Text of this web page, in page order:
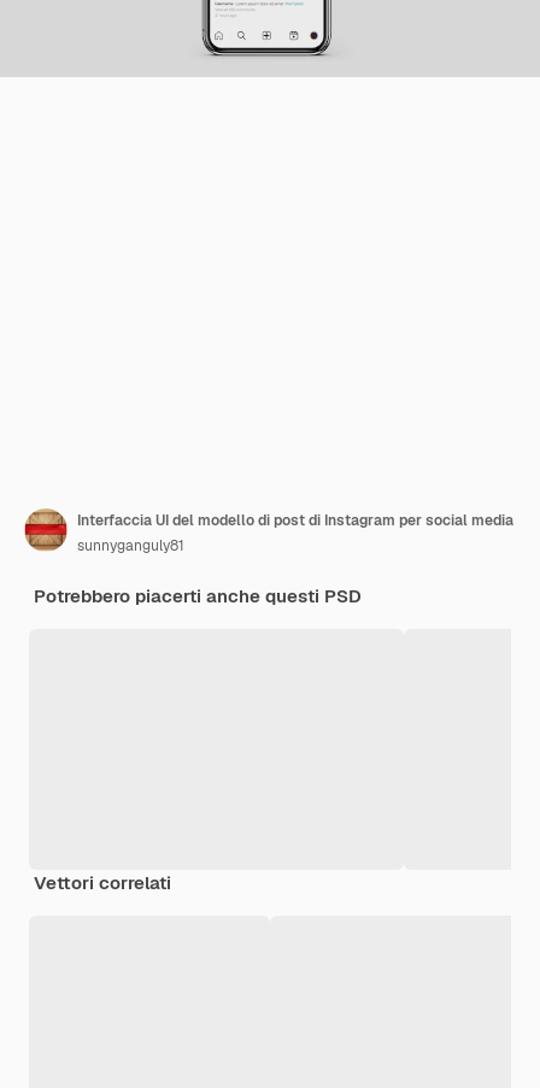
Interfaccia UI del modello di post di Instagram per social media
sunnyganguly81
Potrebbero piacerti anche questi PSD
Vettori correlati